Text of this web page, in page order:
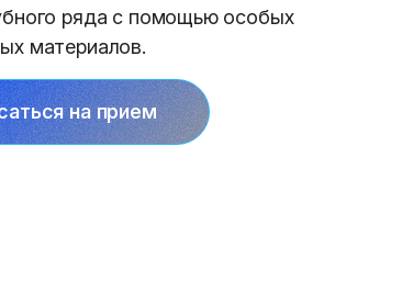
ряда с помощью особых
материалов.
на прием